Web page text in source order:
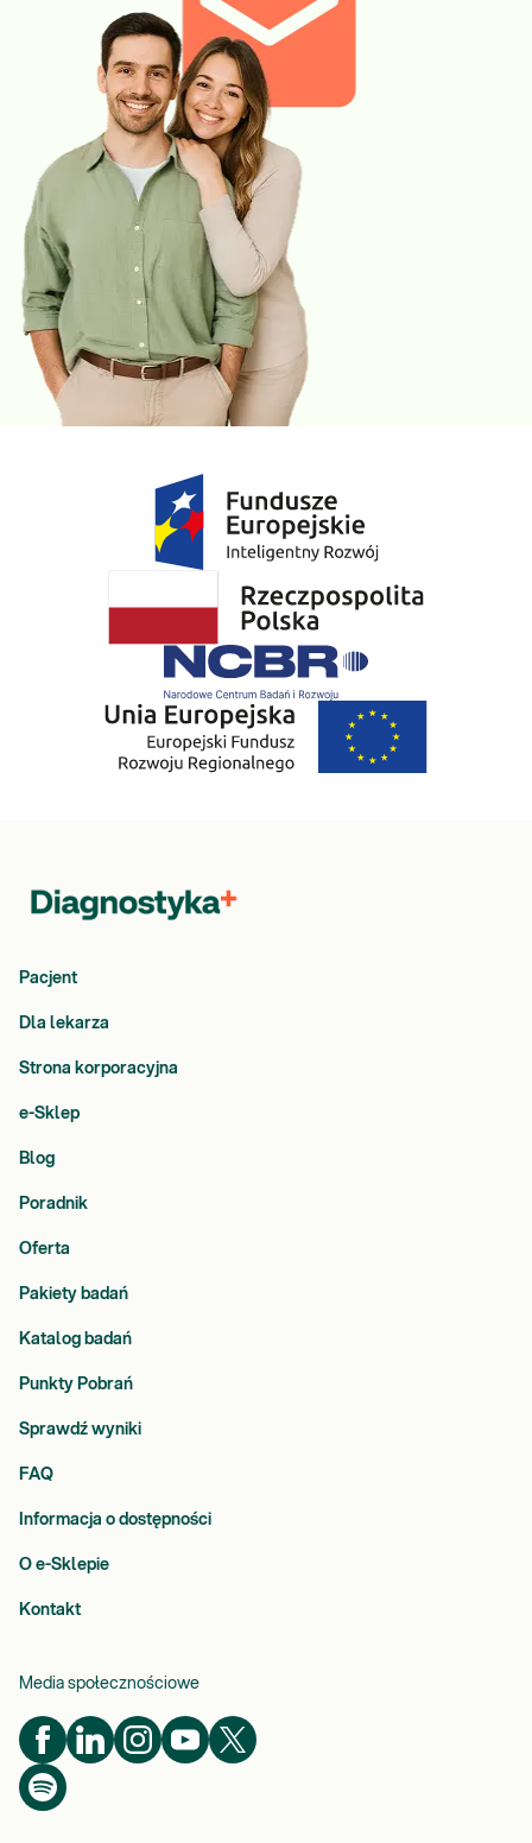
Pacjent
Dla lekarza
Strona korporacyjna
e-Sklep
Blog
Poradnik
Oferta
Pakiety badań
Katalog badań
Punkty Pobrań
Sprawdź wyniki
FAQ
Informacja o dostępności
O e-Sklepie
Kontakt
Media społecznościowe